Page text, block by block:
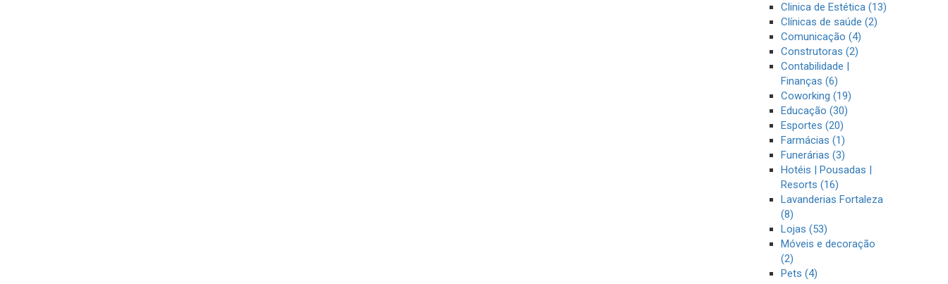
Clinica de Estética (13)
Clínicas de saúde (2)
Comunicação (4)
Construtoras (2)
Contabilidade |
Finanças (6)
Coworking (19)
Educação (30)
Esportes (20)
Farmácias (1)
Funerárias (3)
Hotéis | Pousadas |
Resorts (16)
Lavanderias Fortaleza
(8)
Lojas (53)
Móveis e decoração
(2)
Pets (4)